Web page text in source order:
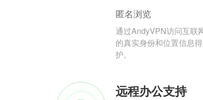
匿名浏览
通过AndyVPN访问互联
的真实身份和位置信息
护。
远程办公支持